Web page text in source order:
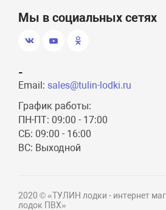
Мы в социальных сетях
-
Email: sales@tulin-lodki.ru
График работы:
ПН-ПТ: 09:00 - 17:00
СБ: 09:00 - 16:00
ВС: Выходной
2020 © «ТУЛИН лодки - интернет
лодок ПВХ»